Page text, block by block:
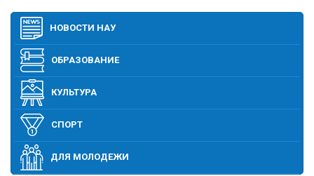
НОВОСТИ НАУ
ОБРАЗОВАНИЕ
КУЛЬТУРА
СПОРТ
ДЛЯ МОЛОДЕЖИ